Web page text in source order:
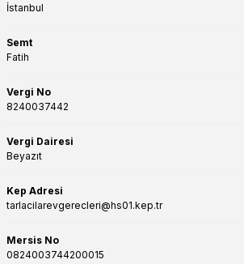
İstanbul
Semt
Fatih
Vergi No
8240037442
Vergi Dairesi
Beyazıt
Kep Adresi
tarlacilarevgerecleri@hs01.kep.tr
Mersis No
0824003744200015